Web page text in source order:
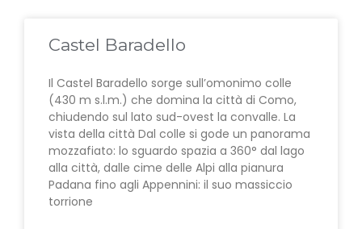
Castel Baradello
Il Castel Baradello sorge sull’omonimo colle
(430 m s.l.m.) che domina la città di Como,
chiudendo sul lato sud-ovest la convalle. La
vista della città Dal colle si gode un panorama
mozzafiato: lo sguardo spazia a 360° dal lago
alla città, dalle cime delle Alpi alla pianura
Padana fino agli Appennini: il suo massiccio
torrione